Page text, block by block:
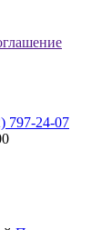
797-24-07